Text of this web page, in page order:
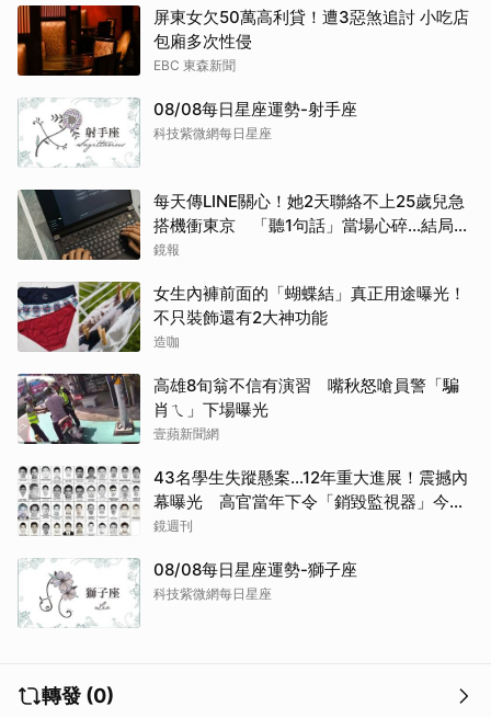
屏東女欠50萬高利貸！遭3惡煞追討 小吃店
包廂多次性侵
EBC 東森新聞
08/08每日星座運勢-射手座
科技紫微網每日星座
每天傳LINE關心！她2天聯絡不上25歲兒急
搭機衝東京 「聽1句話」當場心碎...結局看
哭網
鏡報
女生內褲前面的「蝴蝶結」真正用途曝光！
不只裝飾還有2大神功能
造咖
高雄8旬翁不信有演習 嘴秋怒嗆員警「騙
肖ㄟ」下場曝光
壹蘋新聞網
43名學生失蹤懸案...12年重大進展！震撼內
幕曝光 高官當年下令「銷毀監視器」今遭
逮
鏡週刊
08/08每日星座運勢-獅子座
科技紫微網每日星座
轉發 (0)